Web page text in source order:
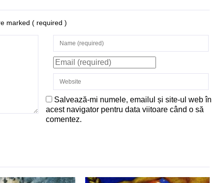
marked ( required )
Salvează-mi numele, emailul și site-ul web în
acest navigator pentru data viitoare când o să
comentez.